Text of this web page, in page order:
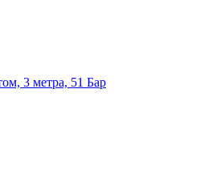
3 метра, 51 Бар